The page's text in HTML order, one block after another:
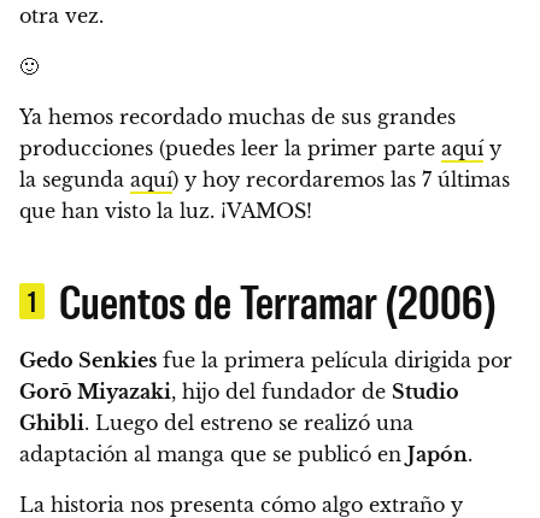
otra vez.
🙂
Ya hemos recordado muchas de sus grandes
producciones (puedes leer la primer parte aquíy
la segunda aquí) y hoy recordaremos las 7 últimas
que han visto la luz. ¡VAMOS!
1 Cuentos de Terramar (2006)
Gedo Senkies fue la primera película dirigida por
Gorō Miyazaki, hijo del fundador de Studio
Ghibli. Luego del estreno se realizó una
adaptación al manga que se publicó en Japón.
La historia nos presenta cómo algo extraño y